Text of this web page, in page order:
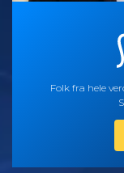
Folk fra hele